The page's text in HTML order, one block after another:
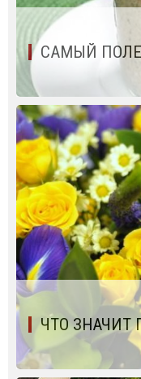
САМЫЙ
ЧТО ЗНАЧИТ